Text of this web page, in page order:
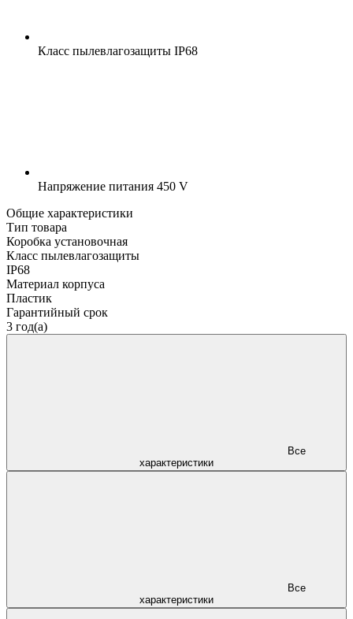
Класс пылевлагозащиты IP68
Напряжение питания 450 V
Общие характеристики
Тип товара
Коробка установочная
Класс пылевлагозащиты
IP68
Материал корпуса
Пластик
Гарантийный срок
3 год(а)
характеристики
характеристики